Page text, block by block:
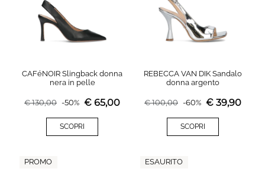
CAFéNOIR Slingback donna
nera in pelle
€130,00 -50% € 65,00
SCOPRI
REBECCA VAN DIK Sandalo
donna argento
€100,00 -60% € 39,90
SCOPRI
PROMO ESAURITO